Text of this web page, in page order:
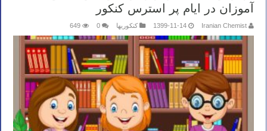
آموزان در ایام پر استرس کنکور
Iranian Chemist
1399-11-14 کنکوریها 0
649